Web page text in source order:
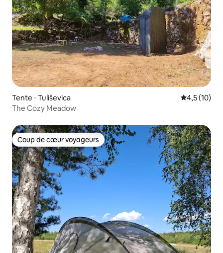
Tente ⋅ Tuliševica Évaluation
4,5 (10)
The Cozy Meadow
Coup de cœur voyageurs
Coup de cœur voyageurs